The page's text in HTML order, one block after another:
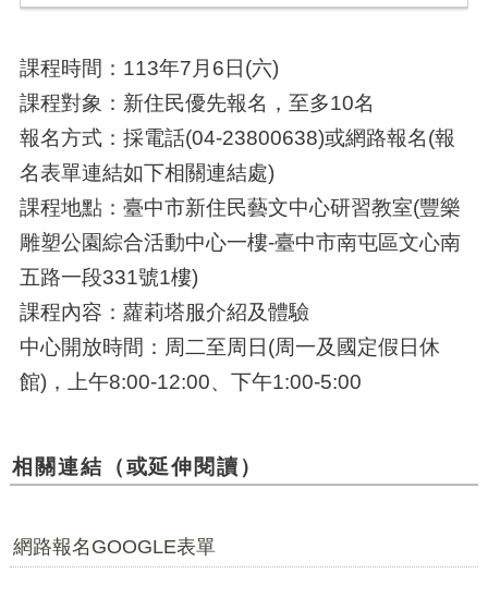
課程時間：113年7月6日(六)
課程對象：新住民優先報名，至多10名
報名方式：採電話(04-23800638)或網路報名(報
名表單連結如下相關連結處)
課程地點：臺中市新住民藝文中心研習教室(豐樂
雕塑公園綜合活動中心一樓-臺中市南屯區文心南
五路一段331號1樓)
課程內容：蘿莉塔服介紹及體驗
中心開放時間：周二至周日(周一及國定假日休
館)，上午8:00-12:00、下午1:00-5:00
相關連結（或延伸閱讀）
網路報名GOOGLE表單